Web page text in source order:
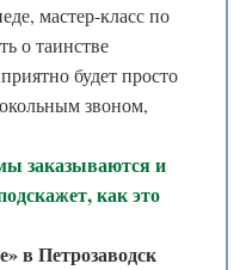
мастер-класс по
о таинстве
будет просто
звоном,
заказываются и
как это
в Петрозаводск